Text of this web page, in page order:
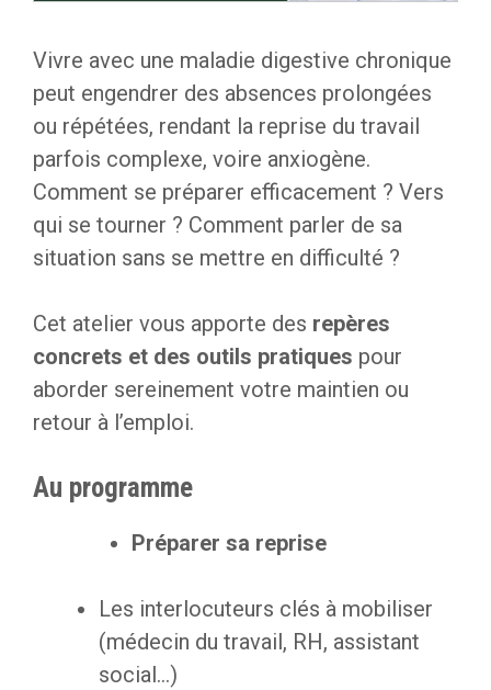
Vivre avec une maladie digestive chronique
peut engendrer des absences prolongées
ou répétées, rendant la reprise du travail
parfois complexe, voire anxiogène.
Comment se préparer efficacement ? Vers
qui se tourner ? Comment parler de sa
situation sans se mettre en difficulté ?
Cet atelier vous apporte des repères
concrets et des outils pratiques pour
aborder sereinement votre maintien ou
retour à l’emploi.
Au programme
Préparer sa reprise
Les interlocuteurs clés à mobiliser
(médecin du travail, RH, assistant
social…)